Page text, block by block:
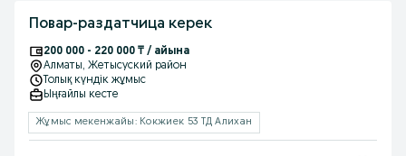
Повар-раздатчица керек
200 000 - 220 000 ₸ / айына
Алматы, Жетысуский район
Толық күндік жұмыс
Ыңғайлы кесте
Жұмыс мекенжайы: Кокжиек 53 ТД Алихан